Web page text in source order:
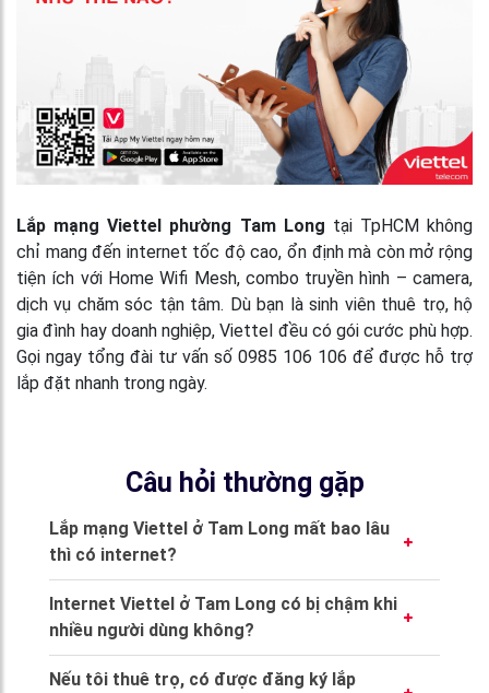
Lắp mạng Viettel phường Tam Long tại TpHCM không
chỉ mang đến internet tốc độ cao, ổn định mà còn mở rộng
tiện ích với Home Wifi Mesh, combo truyền hình – camera,
dịch vụ chăm sóc tận tâm. Dù bạn là sinh viên thuê trọ, hộ
gia đình hay doanh nghiệp, Viettel đều có gói cước phù hợp.
Gọi ngay tổng đài tư vấn số 0985 106 106 để được hỗ trợ
lắp đặt nhanh trong ngày.
Câu hỏi thường gặp
Lắp mạng Viettel ở Tam Long mất bao lâu
thì có internet?
Thông thường, chỉ từ 2 – 24 giờ sau khi đăng
ký, kỹ thuật viên sẽ có mặt lắp đặt. Với hạ
tầng sẵn có tại phường Tam Long, khách hàng
có thể sử dụng internet ngay trong ngày,
Internet Viettel ở Tam Long có bị chậm khi
nhiều người dùng không?
Không. Nhờ công nghệ cáp quang GPON và hệ
Nếu tôi thuê trọ, có được đăng ký lắp